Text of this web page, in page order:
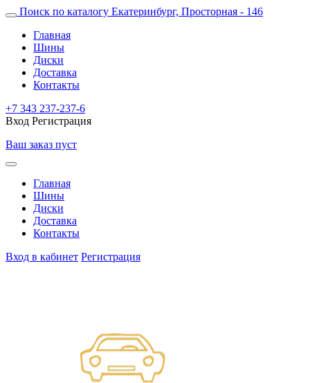
Поиск по каталогу Екатеринбург, Просторная - 146
Главная
Шины
Диски
Доставка
Контакты
+7 343 237-237-6
Вход Регистрация
Ваш заказ пуст
Главная
Шины
Диски
Доставка
Контакты
Вход в кабинет Регистрация